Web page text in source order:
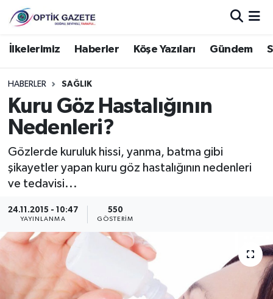
İlkelerimiz Haberler Köşe Yazıları Gündem
HABERLER SAĞLIK
Kuru Göz Hastalığının
Nedenleri?
Gözlerde kuruluk hissi, yanma, batma gibi
şikayetler yapan kuru göz hastalığının nedenleri
ve tedavisi...
24.11.2015 - 10:47
YAYINLANMA
550
GÖSTERIM
Nöbetçi Eczaneler
Hava Durumu
İstanbul Namaz Vakitleri
Süper Lig Puan Durumu ve Fikstür
Son Dakika Haberleri
Haber Arşivi